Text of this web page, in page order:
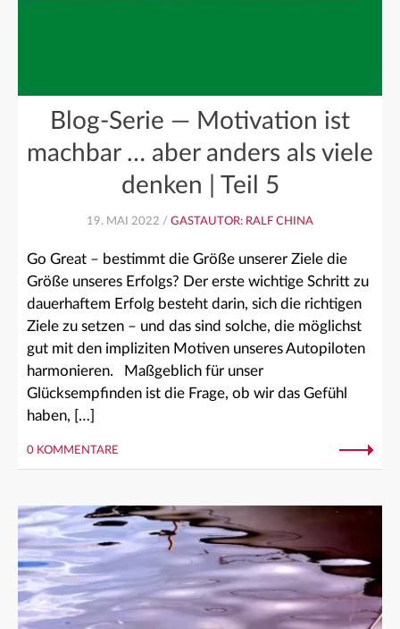
Blog-Serie — Motivation ist
machbar … aber anders als viele
denken | Teil 5
19. MAI 2022 / GASTAUTOR: RALF CHINA
Go Great – bestimmt die Größe unserer Ziele die
Größe unseres Erfolgs? Der erste wichtige Schritt zu
dauerhaftem Erfolg besteht darin, sich die richtigen
Ziele zu setzen – und das sind solche, die möglichst
gut mit den impliziten Motiven unseres Autopiloten
harmonieren. Maßgeblich für unser
Glücksempfinden ist die Frage, ob wir das Gefühl
haben, […]
0 KOMMENTARE